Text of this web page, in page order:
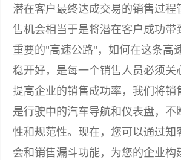
潜在客户最终达成交易的销售过程
售机会相当于是将潜在客户成功带
重要的"高速公路"，如何在这条高
稳开好，是每一个销售人员必须关
提高企业的销售成功率，我们将销
是行驶中的汽车导航和仪表盘，不
性和规范性。现在，您可以通过知
会和销售漏斗功能，为您的企业构